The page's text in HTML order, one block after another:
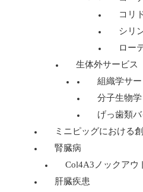
コリ
シリ
ロー
生体外サービス
組織学サー
分子生物
げっ歯類
ミニピッグにおける
腎臓病
Col4A3ノックアウ
肝臓疾患